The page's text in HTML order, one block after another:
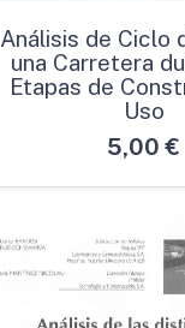
Análisis de Ciclo
una Carretera
Etapas de
Uso
5,00 €